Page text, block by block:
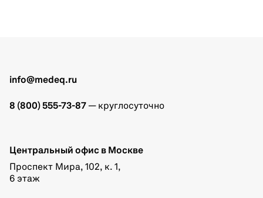
info@medeq.ru
8 (800) 555-73-87 — круглосуточно
Центральный офис в Москве
Проспект Мира, 102, к. 1,
6 этаж